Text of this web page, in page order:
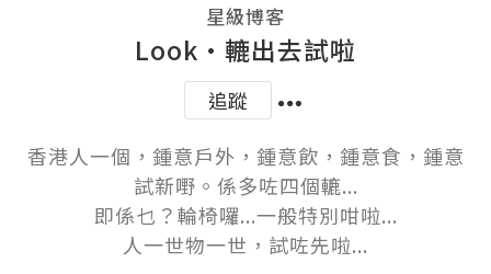
星級博客
Look•轆出去試啦
追蹤
香港人一個，鍾意戶外，鍾意飲，鍾意食，鍾意
試新嘢。係多咗四個轆...
即係乜？輪椅囉...一般特別咁啦...
人一世物一世，試咗先啦...